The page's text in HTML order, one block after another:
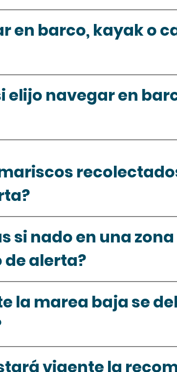
en barco, kayak o
elijo navegar en
si nado en una
alerta?
la marea baja se
vigente la